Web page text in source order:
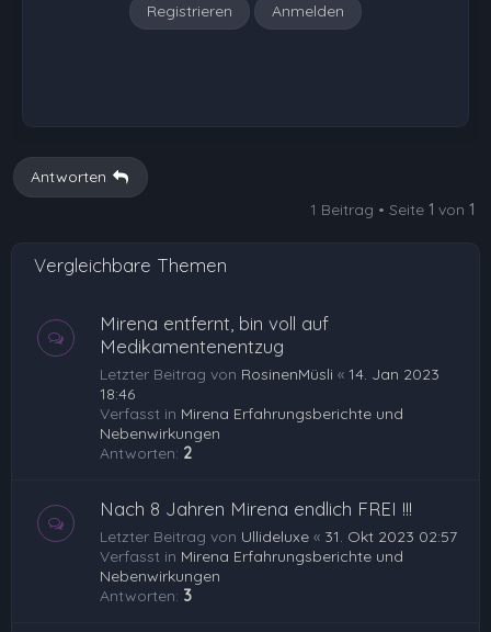
Registrieren Anmelden
Antworten
1 Beitrag • Seite 1 von 1
Vergleichbare Themen
Mirena entfernt, bin voll auf
Medikamentenentzug
Letzter Beitrag von RosinenMüsli « 14. Jan 2023
18:46
Verfasst in Mirena Erfahrungsberichte und
Nebenwirkungen
Antworten: 2
Nach 8 Jahren Mirena endlich FREI !!!
Letzter Beitrag von Ullideluxe « 31. Okt 2023 02:57
Verfasst in Mirena Erfahrungsberichte und
Nebenwirkungen
Antworten: 3